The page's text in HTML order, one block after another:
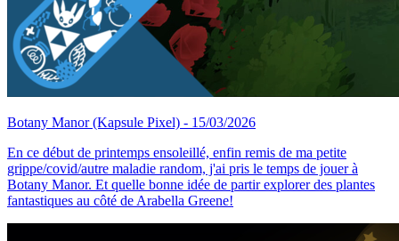
Botany Manor(Kapsule Pixel) - 15/03/2026
En ce début de printemps ensoleillé, enfin remis de ma petite
grippe/covid/autre maladie random, j'ai pris le temps de jouer à
Botany Manor. Et quelle bonne idée de partir explorer des plantes
fantastiques au côté de Arabella Greene!